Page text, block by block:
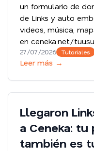
un formulario de
de Links y auto
videos, música,
en ceneka.net/
27/07/2026 Tutoriales
Leer más →
Llegaron
a Ceneka: tu
también es